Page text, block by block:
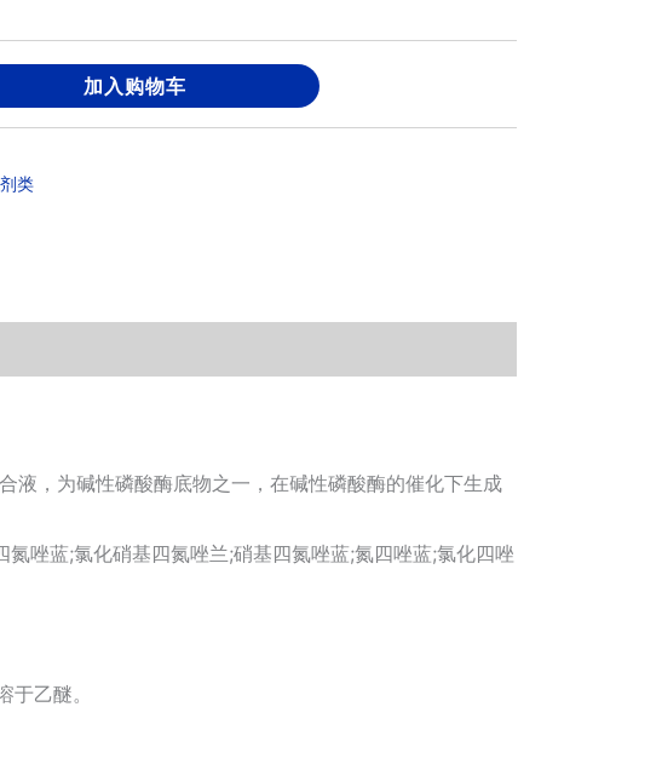
加入购物车
类
，为碱性磷酸酶底物之一，在碱性磷酸酶的催化下生成
蓝;氯化硝基四氮唑兰;硝基四氮唑蓝;氮四唑蓝;氯化四唑
乙醚。